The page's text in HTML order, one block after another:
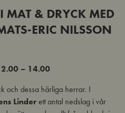
MAT & DRYCK MED
ERIC NILSSON
– 14.00
och dessa härliga herrar. I
Linderett antal nedslag i vår